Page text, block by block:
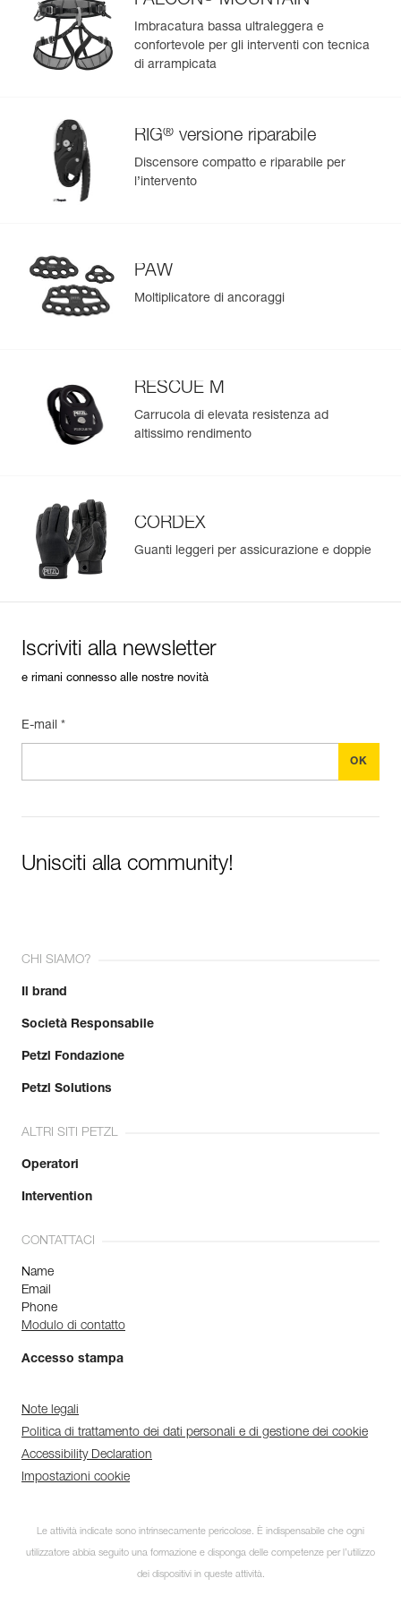
Resiste ai raggi del sole (il colore non sbiadisce), all’olio, ai
grassi e alle alte e basse temperature. Non contiene cloro
(inodore),
- tessuto rinforzato nelle zone meno esposte per un
alle lacerazioni.
Imbracatura bassa ultraleggera e
confortevole per gli interventi con tecnica
di arrampicata
RIG® versione riparabile
Discensore compatto e riparabile per
l’intervento
PAW
Moltiplicatore di ancoraggi
RESCUE M
Carrucola di elevata resistenza ad
altissimo rendimento
CORDEX
Guanti leggeri per assicurazione e doppie
Iscriviti alla newsletter
e rimani connesso alle nostre novità
E-mail *
Unisciti alla community!
CHI SIAMO?
Il brand
Società Responsabile
Petzl Fondazione
Petzl Solutions
ALTRI SITI PETZL
Operatori
Intervention
CONTATTACI
Name
Email
Phone
Modulo di contatto
Accesso stampa
Note legali
Politica di trattamento dei dati personali e di gestione dei cookie
Accessibility Declaration
Impostazioni cookie
Le attività indicate sono intrinsecamente pericolose. È indispensabile che ogni
utilizzatore abbia seguito una formazione e disponga delle competenze per l’utilizzo
dei dispositivi in queste attività.